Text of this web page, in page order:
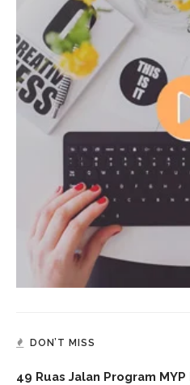
DON’T MISS
49 Ruas Jalan Program